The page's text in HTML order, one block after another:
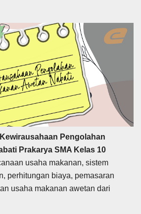
Pengolahan
Prakarya SMA Kelas 10
usaha makanan, sistem
perhitungan biaya, pemasaran
usaha makanan awetan dari